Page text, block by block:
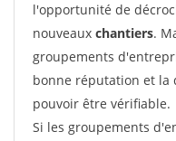
l'opportunité de
nouveaux chantiers.
groupements
bonne réputation et la
pouvoir être vérifiable.
Si les groupements